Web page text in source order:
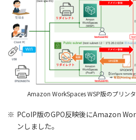
Amazon WorkSpaces WSP版のプリン
※ PCoIP版のGPO反映後にAmazon
ンしました。